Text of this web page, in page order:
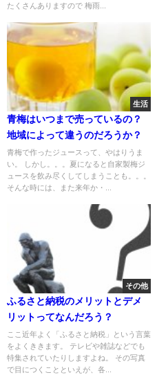
たくさんありますので 梅雨...
生活
青梅はいつまで売っているの？
地域によって違うのだろうか？
青梅で作ったジュースって、やはりうま
い。 しかし。。。夏になると自家製梅ジ
ュースを飲み尽くしてしまうことも。。。
そんな時には、また来年か・...
その他
ふるさと納税のメリットとデメ
リットってなんだろう？
ここ近年よく「ふるさと納税」という言葉
をよくききます。 テレビや雑誌などでも
特集されていたりしますよね。 その写真
で目につくことといえが、各...